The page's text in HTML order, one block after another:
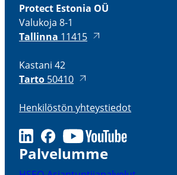
Protect Estonia OÜ
Valukoja 8-1
Tallinna 11415
Kastani 42
Tarto 50410
Henki­löstön yhteys­tiedot
LinkedInFacebook
Youtube
Palve­lumme